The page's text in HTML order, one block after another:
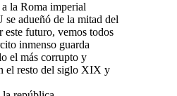
la Roma imperial
adueñó de la mitad del
futuro, vemos todos
inmenso guarda
el más corrupto y
el resto del siglo XIX y